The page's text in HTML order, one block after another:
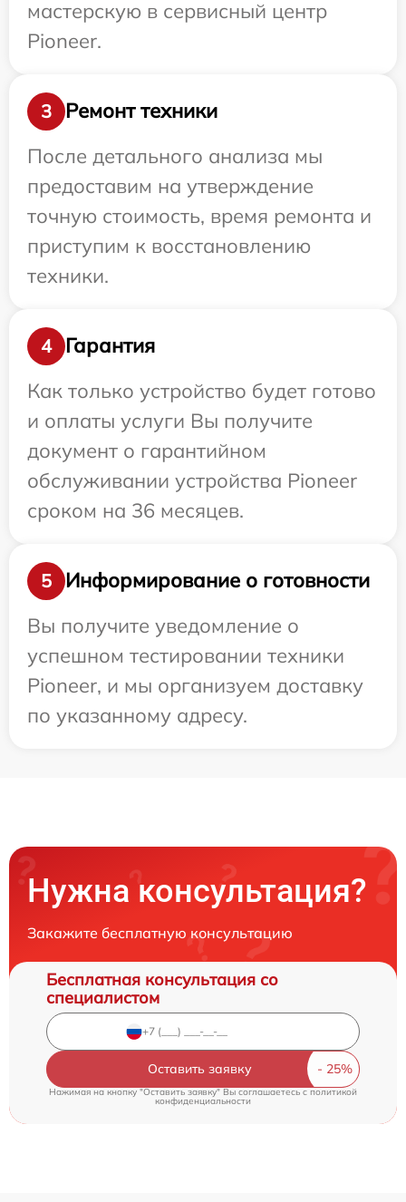
мастерскую в сервисный центр
Pioneer.
3
Ремонт техники
После детального анализа мы
предоставим на утверждение
точную стоимость, время ремонта и
приступим к восстановлению
техники.
4
Гарантия
Как только устройство будет готово
и оплаты услуги Вы получите
документ о гарантийном
обслуживании устройства Pioneer
сроком на 36 месяцев.
5
Информирование о готовности
Вы получите уведомление о
успешном тестировании техники
Pioneer, и мы организуем доставку
по указанному адресу.
Нужна консультация?
Закажите бесплатную консультацию
Бесплатная консультация со
специалистом
Оставить заявку
Нажимая на кнопку "Оставить заявку" Вы соглашаетесь cполитикой
конфиденциальности